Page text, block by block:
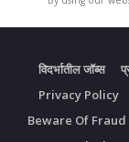
विदर्भातील जॉब्स
Privacy Policy
Beware Of Fraud